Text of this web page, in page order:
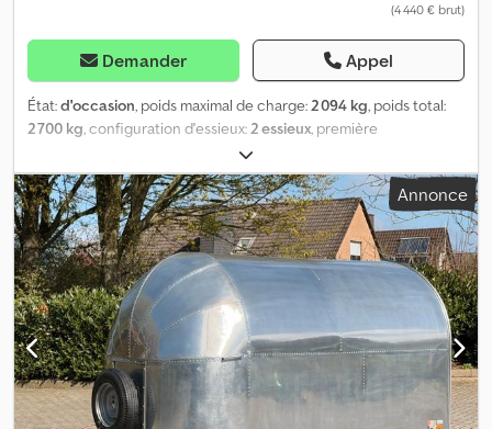
(4 440 € brut)
Demander Appel
État:d'occasion, poids maximal de charge:2 094 kg, poids total:
2 700 kg, configuration d'essieux:2 essieux, première
, longueur de l'espace de chargement:
4 000 mm, largeur de l’espace de chargement:1 830 mm, hauteur
de l'espace de chargement:350 mm, largeur totale:1 960 mm,
hauteur totale:1 020 mm, A12 GW26NG000301 Remorque tandem
surélevée, fabricant STEMA, type SySTEMA SH .2, poids total: 2 700
kg, Djdpfx Apsym Igworock Remorque surélevée avec châssis
surbaissé, 4,01 m x 1,83 m, pneus 10", homologation 100 km/h
Hauteur de chargement : 600 mm Sous réserve d'erreurs et de
vente préalable.
Annonce